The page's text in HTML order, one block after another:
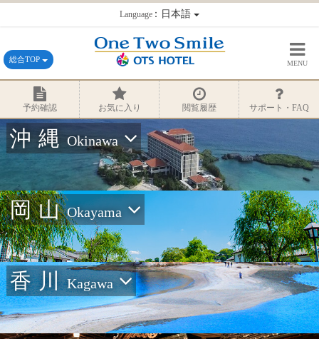
Language：日本語
総合TOP MENU
予約確認 お気に入り 閲覧履歴 サポート・FAQ
沖縄Okinawa
岡山Okayama
香川Kagawa